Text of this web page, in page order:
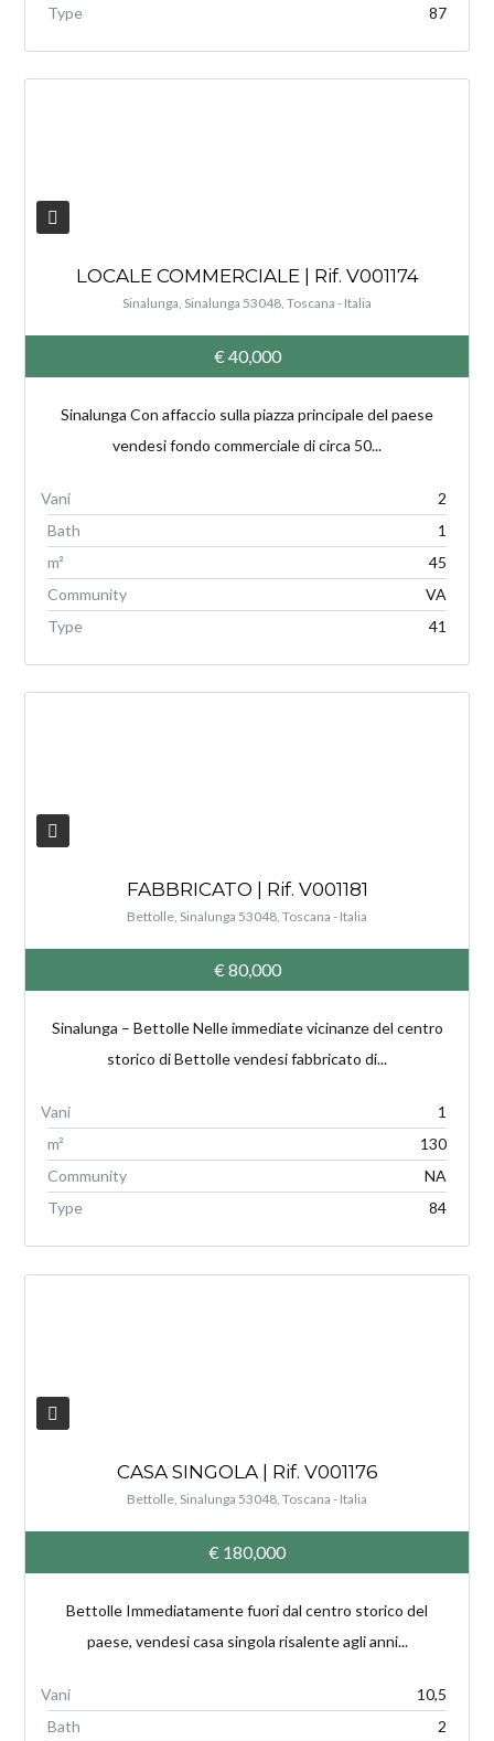
Type 87
LOCALE COMMERCIALE | Rif. V001174
Sinalunga, Sinalunga 53048, Toscana - Italia
€ 40,000
Sinalunga Con affaccio sulla piazza principale del paese
vendesi fondo commerciale di circa 50...
2
Bath
1
m²
45
Community
VA
Type
41
FABBRICATO | Rif. V001181
Bettolle, Sinalunga 53048, Toscana - Italia
€ 80,000
Sinalunga – Bettolle Nelle immediate vicinanze del centro
storico di Bettolle vendesi fabbricato di...
1
m²
130
Community
NA
Type
84
CASA SINGOLA | Rif. V001176
Bettolle, Sinalunga 53048, Toscana - Italia
€ 180,000
Bettolle Immediatamente fuori dal centro storico del
paese, vendesi casa singola risalente agli anni...
10,5
Bath
2